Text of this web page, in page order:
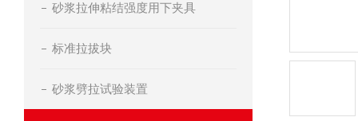
砂浆拉伸粘结强度用下夹具
标准拉拔块
砂浆劈拉试验装置